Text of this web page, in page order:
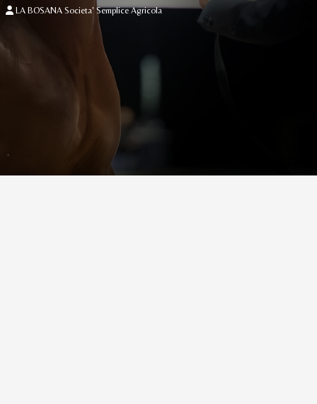
LA BOSANA Societa' Semplice Agricola